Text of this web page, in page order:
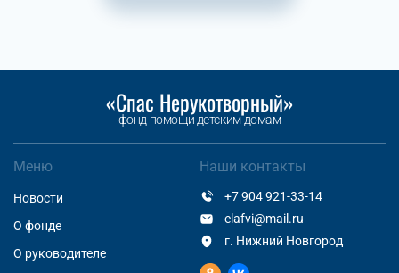
«Спас Нерукотворный»
фонд помощи детским домам
Меню
Новости
О фонде
О руководителе
Наши контакты
+7 904 921-33-14
elafvi@mail.ru
г. Нижний Новгород